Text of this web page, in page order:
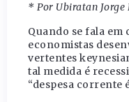
* Por Ubiratan Jorge
Quando se fala em
economistas
vertentes
tal medida é
“despesa corrente